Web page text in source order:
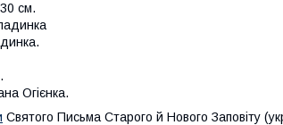
см.
Огієнка.
Святого Письма Старого й Нового Заповіту